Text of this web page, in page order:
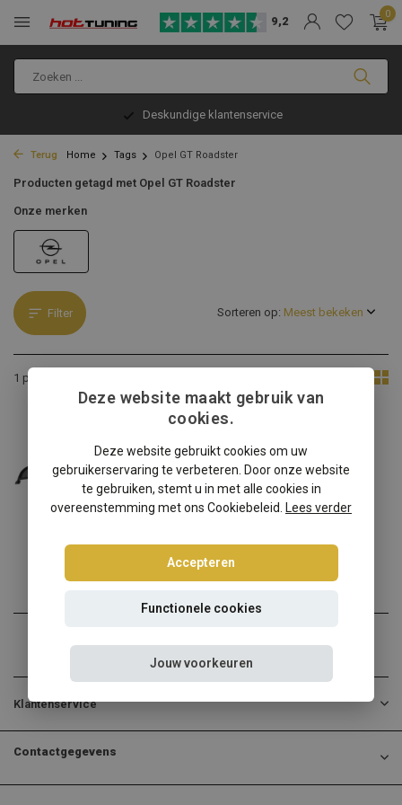
9,2
0
Deskundige klantenservice
Terug Home Tags Opel GT Roadster
Producten getagd met Opel GT Roadster
Onze merken
Filter
1 product
Sorteren op:
Opel GT Roadster (Pontiac Solstice, Saturn
Sky) windscherm
✔️ Gratis verzending ...
Klantenservice
Contactgegevens
Deze website maakt gebruik van
cookies.
Deze website gebruikt cookies om uw
gebruikerservaring te verbeteren. Door onze website
te gebruiken, stemt u in met alle cookies in
overeenstemming met ons Cookiebeleid.
Lees verder
Accepteren
Functionele cookies
Jouw voorkeuren